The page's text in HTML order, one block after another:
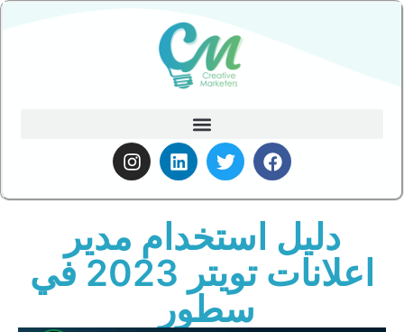
دليل استخدام مدير
اعلانات تويتر 2023 في
سطور